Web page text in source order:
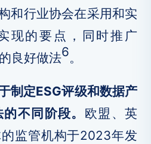
和行业协会在采用和实
现的要点，同时推广
良好做法6。
制定ESG评级和数据产
不同阶段。 欧盟、英
监管机构于2023年发